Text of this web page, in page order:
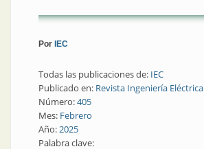
Por IEC
Todas las publicaciones de: IEC
Publicado en: Revista Ingeniería Eléctrica
Número:405
Mes: Febrero
Año:2025
Palabra clave: